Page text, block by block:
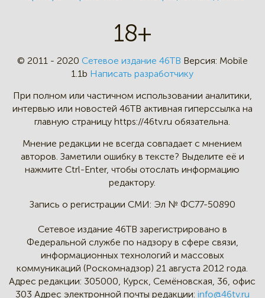
18+
© 2011 - 2020 Сетевое издание 46ТВ Версия: Mobile
1.1b Написать разработчику
При полном или частичном использовании аналитики,
интервью или новостей 46TB активная гиперссылка на
главную страницу https://46tv.ru обязательна.
Мнение редакции не всегда совпадает с мнением
авторов. Заметили ошибку в тексте? Выделите её и
нажмите Ctrl-Enter, чтобы отослать информацию
редактору.
Запись о регистрации СМИ: Эл № ФС77-50890
Сетевое издание 46ТВ зарегистрировано в
Федеральной службе по надзору в сфере связи,
информационных технологий и массовых
коммуникаций (Роскомнадзор) 21 августа 2012 года.
Адрес редакции: 305000, Курск, Семёновская, 36, офис
303 Адрес электронной почты редакции: info@46tv.ru